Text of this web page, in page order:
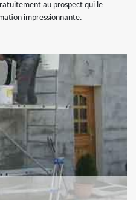
au prospect qui le
impressionnante.